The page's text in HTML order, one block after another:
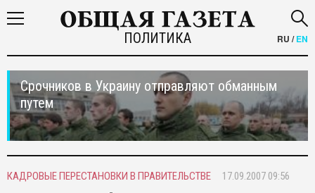
ПОЛИТИКА RU /EN
Срочников в Украину отправляют обманным
путем
КАДРОВЫЕ ПЕРЕСТАНОВКИ В ПРАВИТЕЛЬСТВЕ 17.09.2007 09:56